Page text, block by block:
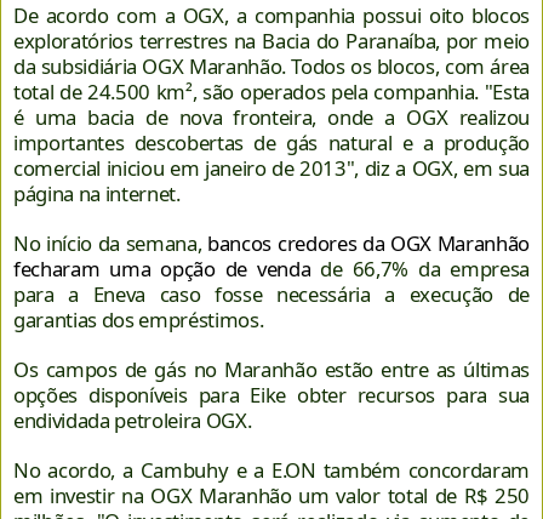
De acordo com a OGX, a companhia possui oito blocos
exploratórios terrestres na Bacia do Paranaíba, por meio
da subsidiária OGX Maranhão. Todos os blocos, com área
total de 24.500 km², são operados pela companhia. "Esta
é uma bacia de nova fronteira, onde a OGX realizou
importantes descobertas de gás natural e a produção
comercial iniciou em janeiro de 2013", diz a OGX, em sua
página na internet.
No início da semana, bancos credores da OGX Maranhão
fecharam uma opção de venda de 66,7% da empresa
para a Eneva caso fosse necessária a execução de
garantias dos empréstimos.
Os campos de gás no Maranhão estão entre as últimas
opções disponíveis para Eike obter recursos para sua
endividada petroleira OGX.
No acordo, a Cambuhy e a E.ON também concordaram
em investir na OGX Maranhão um valor total de R$ 250